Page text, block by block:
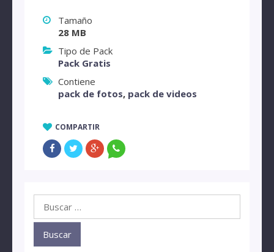
Tamaño
28 MB
Tipo de Pack
Pack Gratis
Contiene
pack de fotos, pack de videos
COMPARTIR